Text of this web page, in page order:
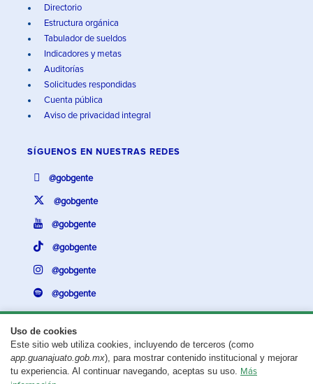
Uso de cookies
Este sitio web utiliza cookies, incluyendo de terceros (como
app.guanajuato.gob.mx), para mostrar contenido institucional y mejorar
tu experiencia. Al continuar navegando, aceptas su uso. Más
Directorio
Estructura orgánica
Tabulador de sueldos
Indicadores y metas
Auditorías
Solicitudes respondidas
Cuenta pública
Aviso de privacidad integral
SÍGUENOS EN NUESTRAS REDES
@gobgente
@gobgente
@gobgente
@gobgente
@gobgente
@gobgente
¿Existe algún problema con esta página?Repórtalo aquí.
Aviso legal